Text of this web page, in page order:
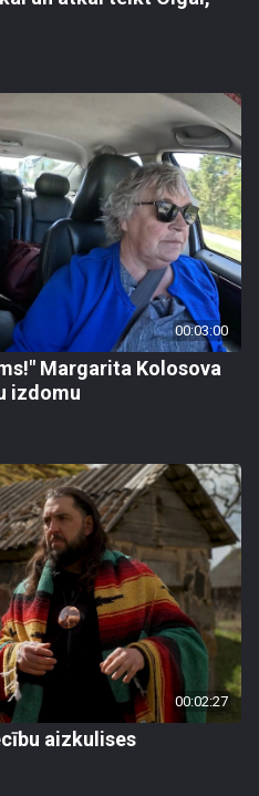
00:03:00
Margarita Kolosova
izdomu
00:02:27
aizkulises